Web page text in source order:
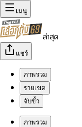
เมนู
ล่าสุด
แชร์
ภาพรวม
รายเขต
จับขั้ว
ภาพรวม